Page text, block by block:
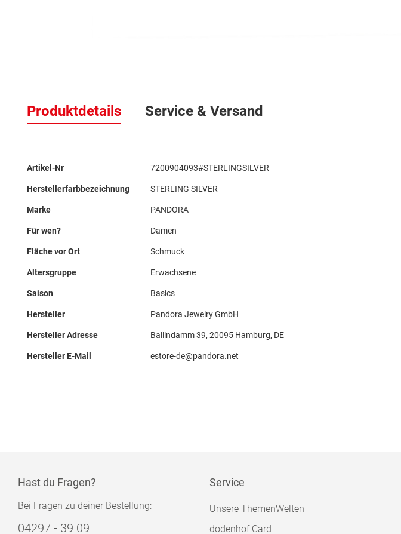
der
Bildergalerie
Produktdetails
Mehr
Artikel-Nr 7200904093#STERLINGSILVER
Herstellerfarbbezeichnung STERLING SILVER
Marke PANDORA
Für wen? Damen
Fläche vor Ort Schmuck
Altersgruppe Erwachsene
Saison Basics
Hersteller Pandora Jewelry GmbH
Hersteller Adresse Ballindamm 39, 20095 Hamburg, DE
Hersteller E-Mail estore-de@pandora.net
Service & Versand
Hast du Fragen?
Bei Fragen zu deiner Bestellung:
04297 - 39 09
Service
Unsere ThemenWelten
dodenhof Card